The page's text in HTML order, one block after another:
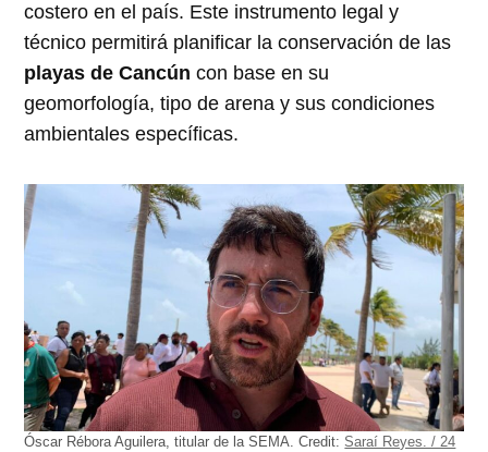
costero en el país. Este instrumento legal y
técnico permitirá planificar la conservación de las
playas de Cancún con base en su
geomorfología, tipo de arena y sus condiciones
ambientales específicas.
Óscar Rébora Aguilera, titular de la SEMA.Credit: Saraí Reyes. / 24